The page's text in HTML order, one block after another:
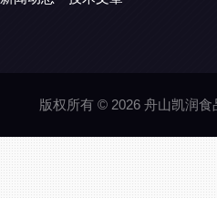
版权所有 © 2026 舟山凯润